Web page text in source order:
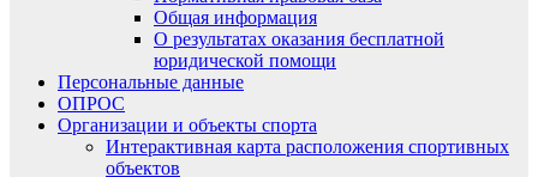
Общая информация
О результатах оказания бесплатной
юридической помощи
Персональные данные
ОПРОС
Организации и объекты спорта
Интерактивная карта расположения спортивных
объектов